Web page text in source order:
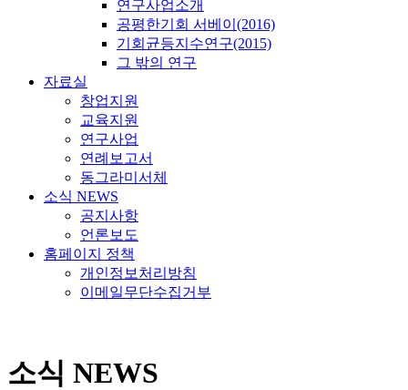
연구사업소개
공평한기회 서베이(2016)
기회균등지수연구(2015)
그 밖의 연구
자료실
창업지원
교육지원
연구사업
연례보고서
동그라미서체
소식 NEWS
공지사항
언론보도
홈페이지 정책
개인정보처리방침
이메일무단수집거부
소식 NEWS